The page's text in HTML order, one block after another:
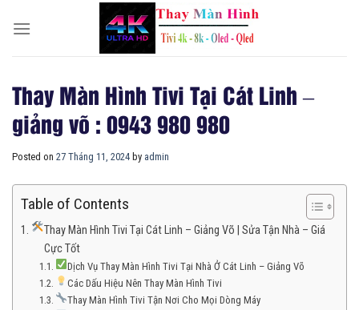
Thay Màn Hình Tivi Tại Cát Linh –
giảng võ : 0943 980 980
Posted on 27 Tháng 11, 2024 by admin
Table of Contents
Thay Màn Hình Tivi Tại Cát Linh – Giảng Võ | Sửa Tận Nhà – Giá
Cực Tốt
Dịch Vụ Thay Màn Hình Tivi Tại Nhà Ở Cát Linh – Giảng Võ
Các Dấu Hiệu Nên Thay Màn Hình Tivi
Thay Màn Hình Tivi Tận Nơi Cho Mọi Dòng Máy